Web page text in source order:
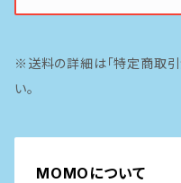
魚
※送料の詳細は「特定商取引
い。
MOMOについて